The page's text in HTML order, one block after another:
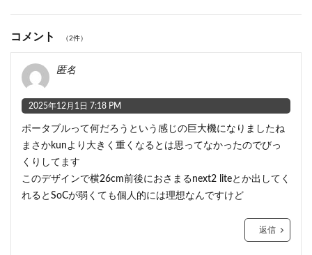
コメント （2件）
匿名
2025年12月1日 7:18 PM
ポータブルって何だろうという感じの巨大機になりましたね
まさかkunより大きく重くなるとは思ってなかったのでびっ
くりしてます
このデザインで横26cm前後におさまるnext2 liteとか出してく
れるとSoCが弱くても個人的には理想なんですけど
返信